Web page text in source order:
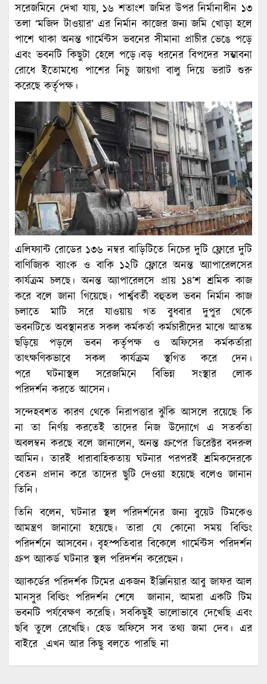
সরেজমিনে দেখা যায়, ১৬ শতাংশ জমির উপর নির্মানাধীন ১৩
তলা ‘মজিদ টাওয়ার’ এর নির্মান কাজের জন্য জমি খোড়া হলে
পাশে থাকা অনন্ত গার্মেন্টস ভবনের সীমানা প্রাচীর ভেঙে পড়ে
এবং ভবনটি কিছুটা হেলে পড়ে।বড় ধরনের বিপদের সম্ভাবনা
রোধে ইতোমধ্যে পাশের নিচু জায়গা বালু দিয়ে ভরাট শুরু
করেছে কর্তৃপক্ষ।
এলিফ্যান্ট রোডের ১৩৬ নম্বর বাড়িটিতে নিচের দুটি ফ্লোরে দুটি
বাণিজ্যিক ব্যাংক ও বাকি ১২টি ফ্লোরে অনন্ত অ্যাপারেলসের
কার্যক্রম চলছে। অনন্ত অ্যাপারেলসে প্রায় ১৪’শ শ্রমিক কাজ
করে বলে জানা গিয়েছে। পার্শ্ববর্তী বহুতল ভবন নির্মান কাজ
চলাতে মাটি সরে যাওয়ায় গত বুধবার দুপুর থেকে
ভবনটিতে অবস্থানরত সকল কর্মকর্তা কর্মচারীদের মাঝে আতঙ্ক
ছড়িয়ে পড়লে ভবন কর্তৃপক্ষ ও অফিসের কর্মকর্তারা
তাৎক্ষণিকভাবে সকল কার্যক্রম স্থগিত করে দেন।
পরে ঘটনাস্থল সরেজমিনে বিভিন্ন সংস্থার লোক
পরিদর্শন করতে আসেন।
সন্দেহবশত কারণ থেকে নিরাপত্তার ঝুঁকি আসলে রয়েছে কি
না তা নির্ণয় করতেই তাদের নিজ উদ্যোগে এ সতর্কতা
অবলম্বন করছে বলে জানালেন, অনন্ত গ্রুপের ডিরেক্টর বদরুল
আমিন। তারই ধারাবাহিকতায় ঘটনার পরপরই শ্রমিকদেরকে
বেতন প্রদান করে তাদের ছুটি দেওয়া হয়েছে বলেও জানান
তিনি।
তিনি বলেন, ঘটনার স্থল পরিদর্শনের জন্য বুয়েট টিমকেও
আমন্ত্রণ জানানো হয়েছে। তারা যে কোনো সময় বিল্ডিং
পরিদর্শনে আসবেন। বৃহস্পতিবার বিকেলে গার্মেন্টস পরিদর্শন
গ্রুপ অ্যাকর্ড ঘটনার স্থল পরিদর্শন করেছেন।
অ্যাকর্ডের পরিদর্শক টিমের একজন ইঞ্জিনিয়ার আবু জাফর আল
মানসুর বিল্ডিং পরিদর্শন শেষে জানান, আমরা একটি টিম
ভবনটি পর্যবেক্ষণ করেছি। সবকিছুই ভালোভাবে দেখেছি এবং
ছবি তুলে রেখেছি। হেড অফিসে সব তথ্য জমা দেব। এর
বাইরে ্এখন আর কিছু বলতে পারছি না